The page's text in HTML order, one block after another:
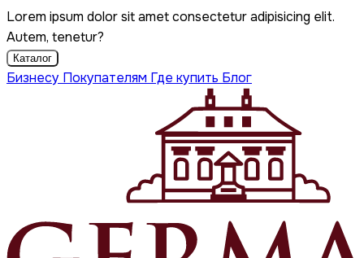
Lorem ipsum dolor sit amet consectetur adipisicing elit.
Autem, tenetur?
Каталог
Бизнесу Покупателям Где купить Блог